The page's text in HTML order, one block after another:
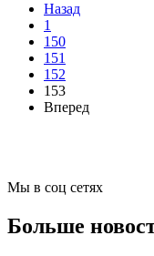
Назад
1
150
151
152
153
Вперед
Мы в соц сетях
Больше